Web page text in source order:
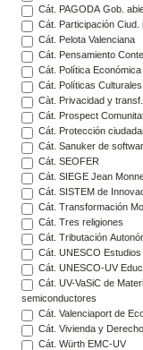
Cát. PAGODA Gob.
Cát. Participación Ciud.
Cát. Pelota Valenciana
Cát. Pensamiento
Cát. Política
Cát. Políticas
Càt. Privacidad y
Cát. Prospect
Cát. Protección
Cát. Sanuker de
Cát. SEOFER
Cát. SIEGE Jean
Cát. SISTEM de
Cát. Transformación
Cát. Tres religiones
Cát. Tributación
Cát. UNESCO
Cát. UNESCO-UV
Cát. UV-VaSiC de
semiconductores
Cát. Valenciaport de
Cát. Vivienda y
Cát. Würth EMC-UV